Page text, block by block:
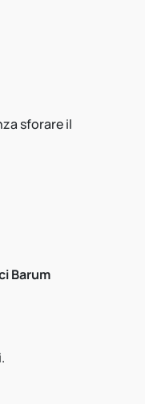
sforare il
Barum